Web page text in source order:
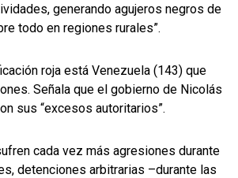
generando agujeros negros de
todo en regiones rurales”.
roja está Venezuela (143) que
Señala que el gobierno de Nicolás
sus “excesos autoritarios”.
cada vez más agresiones durante
detenciones arbitrarias –durante las